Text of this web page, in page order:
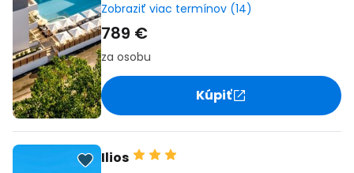
Zobraziť viac termínov (14)
789 €
za osobu
Kúpiť
Ilios